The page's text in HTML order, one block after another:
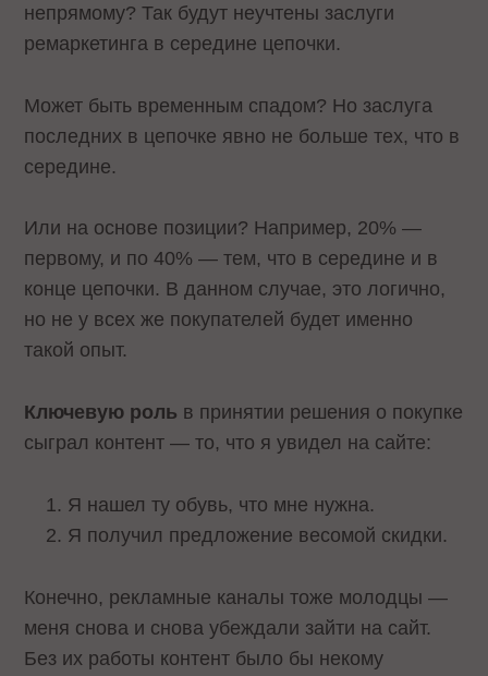
непрямому? Так будут неучтены заслуги
ремаркетинга в середине цепочки.
Может быть временным спадом? Но заслуга
последних в цепочке явно не больше тех, что в
середине.
Или на основе позиции? Например, 20% —
первому, и по 40% — тем, что в середине и в
конце цепочки. В данном случае, это логично,
но не у всех же покупателей будет именно
такой опыт.
Ключевую роль в принятии решения о покупке
сыграл контент — то, что я увидел на сайте:
Я нашел ту обувь, что мне нужна.
Я получил предложение весомой скидки.
Конечно, рекламные каналы тоже молодцы —
меня снова и снова убеждали зайти на сайт.
Без их работы контент было бы некому